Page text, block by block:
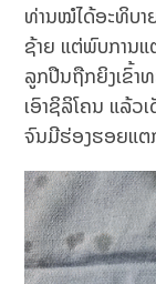
ທ່ານໝໍໄດ້ອະທິບາ
ຊ້າຍ ແຕ່ພົບການແ
ລູກປືນຖືກຍິງເຂົ້າ
ເອົາຊິລິໂຄນ ແລ້ວ
ຈົນມີຮ່ອງຮອຍແ